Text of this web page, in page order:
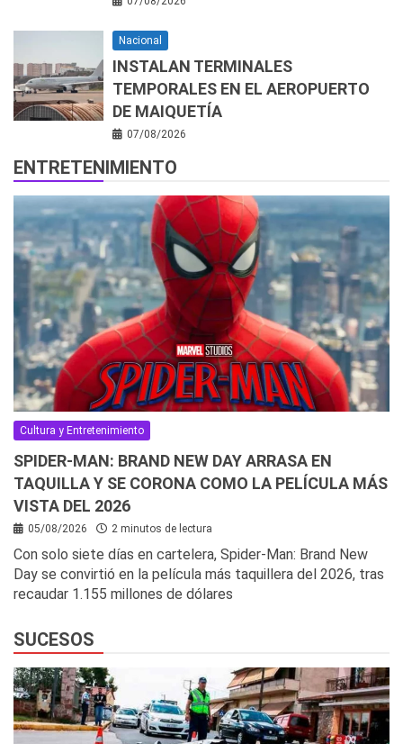
Nacional
INSTALAN TERMINALES
TEMPORALES EN EL AEROPUERTO
DE MAIQUETÍA
07/08/2026
ENTRETENIMIENTO
Cultura y Entretenimiento
SPIDER-MAN: BRAND NEW DAY ARRASA EN
TAQUILLA Y SE CORONA COMO LA PELÍCULA MÁS
VISTA DEL 2026
05/08/2026 2 minutos de lectura
Con solo siete días en cartelera, Spider-Man: Brand New
Day se convirtió en la película más taquillera del 2026, tras
recaudar 1.155 millones de dólares
SUCESOS